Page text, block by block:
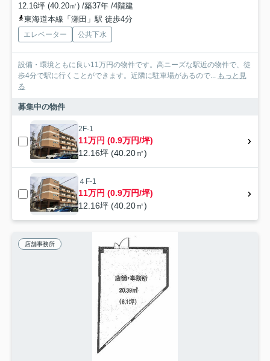
12.16坪 (40.20㎡) /築37年 /4階建
東海道本線「瀬田」駅 徒歩4分
エレベーター 公共下水
設備・環境ともに良い11万円の物件です。高ニーズな駅近の物件で、徒
歩4分で駅に行くことができます。近隣に駐車場があるので... もっと見
る
募集中の物件
2F-1
11万円 (0.9万円/坪)
12.16坪 (40.20㎡)
４F-1
11万円 (0.9万円/坪)
12.16坪 (40.20㎡)
店舗事務所